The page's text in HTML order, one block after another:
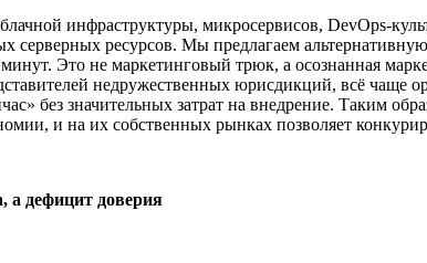
инфраструктуры, микросервисов, DevOps-
ресурсов. Мы предлагаем
Это не маркетинговый трюк, а осознанная
недружественных юрисдикций, всё чаще
без значительных затрат на внедрение. Таким
и на их собственных рынках позволяет
а дефицит доверия